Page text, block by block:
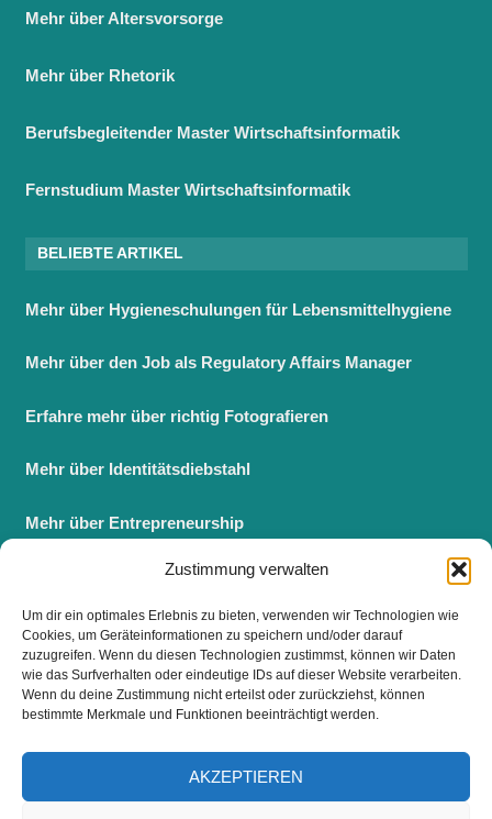
Zustimmung verwalten
Um dir ein optimales Erlebnis zu bieten, verwenden wir Technologien wie
Cookies, um Geräteinformationen zu speichern und/oder darauf
zuzugreifen. Wenn du diesen Technologien zustimmst, können wir Daten
wie das Surfverhalten oder eindeutige IDs auf dieser Website verarbeiten.
Wenn du deine Zustimmung nicht erteilst oder zurückziehst, können
bestimmte Merkmale und Funktionen beeinträchtigt werden.
AKZEPTIEREN
Mehr über Altersvorsorge
Mehr über Rhetorik
Berufsbegleitender Master Wirtschaftsinformatik
Fernstudium Master Wirtschaftsinformatik
BELIEBTE ARTIKEL
Mehr über Hygieneschulungen für Lebensmittelhygiene
Mehr über den Job als Regulatory Affairs Manager
Erfahre mehr über richtig Fotografieren
Mehr über Identitätsdiebstahl
Mehr über Entrepreneurship
Berufsbegleitender Master BWL
Fernstudium Master BWL
FOLGE UNS